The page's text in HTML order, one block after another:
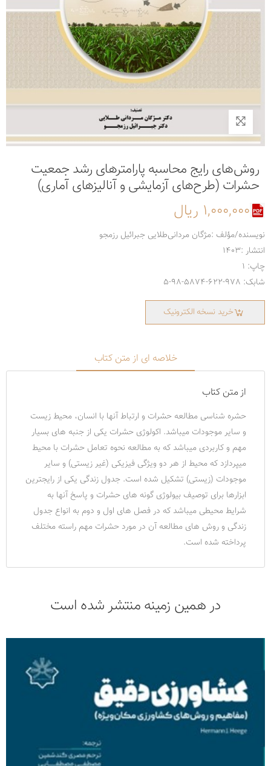
روش‌های رایج محاسبه پارامترهای رشد جمعیت
حشرات (طرح‌های آزمایشی و آنالیزهای آماری)
1,000,000 ریال
نویسنده/مؤلف :مژگان مردانی‌طلایی جبرائیل رزمجو
انتشار :1403
چاپ: 1
شابک: 978-622-5874-98-5
خرید نسخه الکترونیک
خلاصه ای از متن کتاب
از متن کتاب
حشره شناسی مطالعه حشرات و ارتباط آنها با انسان، محیط زیست
و سایر موجودات میباشد. اکولوژی حشرات یکی از جنبه های بسیار
مهم و کاربردی میباشد که به مطالعه نحوه تعامل حشرات با محیط
میپردازد که محیط از هر دو ویژگی فیزیکی (غیر زیستی) و سایر
موجودات (زیستی) تشکیل شده است. جدول زندگی یکی از رایجترین
ابزارها برای توصیف بیولوژی گونه های حشرات و پاسخ آنها به
شرایط محیطی میباشد که در فصل های اول و دوم به انواع جدول
زندگی و روش های مطالعه آن در مورد حشرات مهم راسته مختلف
پرداخته شده است.
در همین زمینه منتشر شده است